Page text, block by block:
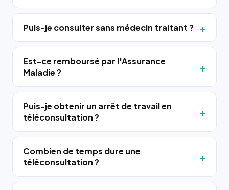
Puis-je consulter sans médecin traitant ?
Est-ce remboursé par l'Assurance
Maladie ?
Puis-je obtenir un arrêt de travail en
téléconsultation ?
Combien de temps dure une
téléconsultation ?